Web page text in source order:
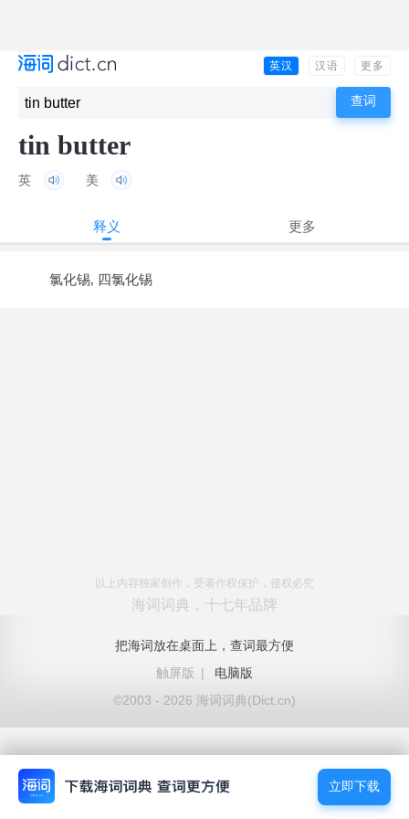
英汉 汉语 更多
tin butter
英 美
释义 更多
氯化锡, 四氯化锡
以上内容独家创作，受著作权保护，侵权必究
海词词典，十七年品牌
把海词放在桌面上，查词最方便
触屏版
|
电脑版
©2003 - 2026 海词词典(Dict.cn)
立即下载
立即下载